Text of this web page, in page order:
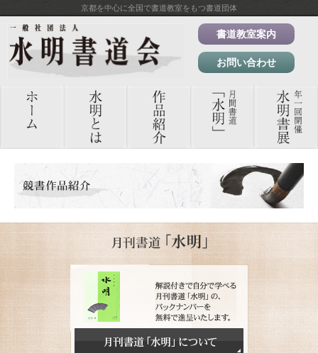
京都を中心に全国で書道教室をもつ書道団体
書道教室案内
お問い合わせ